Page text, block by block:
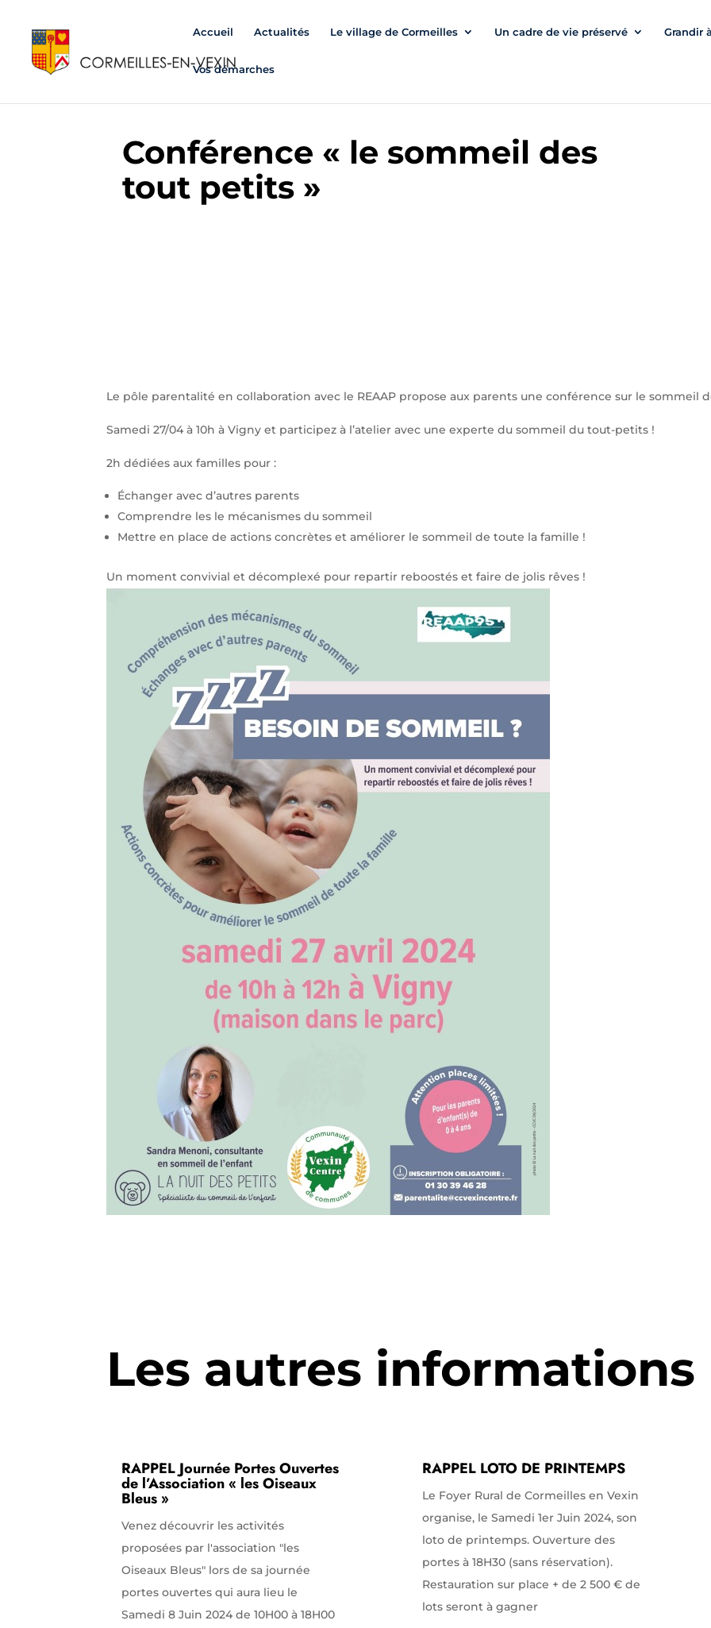
Accueil Actualités Le village de Cormeilles Un cadre de vie préservé Grandir
Vos démarches
Conférence « le sommeil des
tout petits »
Le pôle parentalité en collaboration avec le REAAP propose aux parents une conférence sur le sommeil
Samedi 27/04 à 10h à Vigny et participez à l’atelier avec une experte du sommeil du tout-petits !
2h dédiées aux familles pour :
Échanger avec d’autres parents
Comprendre les le mécanismes du sommeil
Mettre en place de actions concrètes et améliorer le sommeil de toute la famille !
Un moment convivial et décomplexé pour repartir reboostés et faire de jolis rêves !
Les autres informations
RAPPEL Journée Portes Ouvertes
de l’Association « les Oiseaux
Bleus »
Venez découvrir les activités
proposées par l'association "les
Oiseaux Bleus" lors de sa journée
portes ouvertes qui aura lieu le
Samedi 8 Juin 2024 de 10H00 à 18H00
RAPPEL LOTO DE PRINTEMPS
Le Foyer Rural de Cormeilles en Vexin
organise, le Samedi 1er Juin 2024, son
loto de printemps. Ouverture des
portes à 18H30 (sans réservation).
Restauration sur place + de 2 500 € de
lots seront à gagner